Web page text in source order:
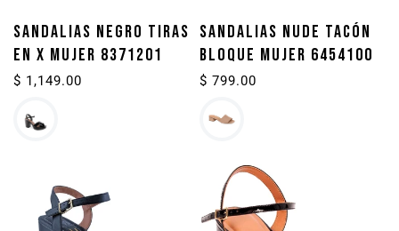
SANDALIAS NEGRO TIRAS
EN X MUJER 8371201
Precio
$ 1,149.00
SANDALIAS NUDE TACÓN
BLOQUE MUJER 6454100
Precio
$ 799.00